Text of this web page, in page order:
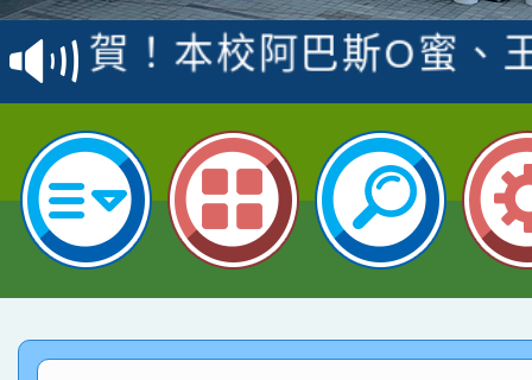
賽 洪綺君教師榮獲社
名
賀！本校阿巴斯O蜜、
倩參加桃園市科展 國
名 指導老師王老師、
賀！本校四年二班張O
園市英語競賽國小朗
指導老師林老師
賀！本校參加桃園市中
賽 劉文瑛教師榮獲教
臺灣台語-第二名
賀！本校參與2026世
市賽榮獲科學小創客佳